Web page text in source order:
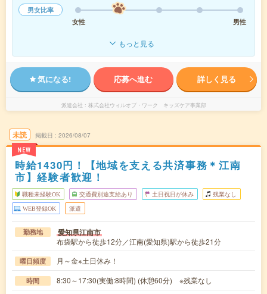
男女比率
女性
男性
もっと見る
気になる! 応募へ進む 詳しく見る
派遣会社 株式会社ウィルオブ・ワーク キッズケア事業部
未読
NEW
掲載日 2026/08/07
時給1430円！【地域を支える共済事務＊江南
市】経験者歓迎！
職種未経験OK 交通費別途支給あり 土日祝日が休み 残業なし
WEB登録OK 派遣
勤務地 愛知県江南市
布袋駅から徒歩12分／江南(愛知県)駅から徒歩21分
曜日頻度 月～金※土日休み！
時間 8:30～17:30(実働:8時間) (休憩60分) ※残業なし